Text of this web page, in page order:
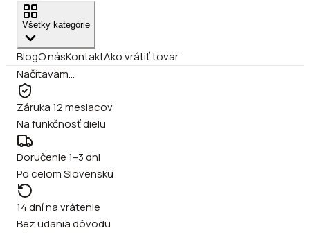
Všetky kategórie
BlogO násKontaktAko vrátiť tovar
Načítavam…
Záruka 12 mesiacov
Na funkčnosť dielu
Doručenie 1–3 dni
Po celom Slovensku
14 dní na vrátenie
Bez udania dôvodu